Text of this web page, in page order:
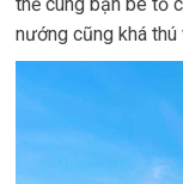
nướng cũng khá thú